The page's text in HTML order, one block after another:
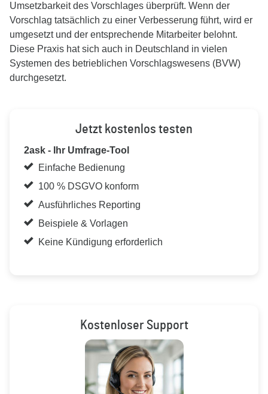
Umsetzbarkeit des Vorschlages überprüft. Wenn der
Vorschlag tatsächlich zu einer Verbesserung führt, wird er
umgesetzt und der entsprechende Mitarbeiter belohnt.
Diese Praxis hat sich auch in Deutschland in vielen
Systemen des betrieblichen Vorschlagswesens (BVW)
durchgesetzt.
Jetzt kostenlos testen
2ask - Ihr Umfrage-Tool
Einfache Bedienung
100 % DSGVO konform
Ausführliches Reporting
Beispiele & Vorlagen
Keine Kündigung erforderlich
Kostenloser Support